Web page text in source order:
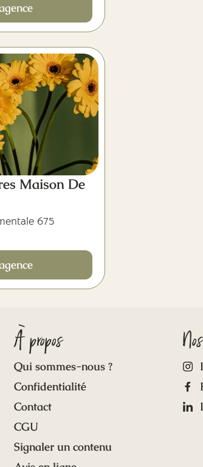
Maison De
675
À propos
Qui sommes-nous ?
Confidentialité
Contact
CGU
Signaler un contenu